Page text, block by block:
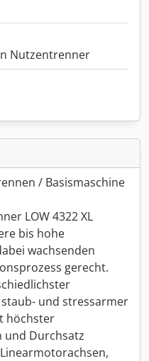
Nutzentrenner
/ Basismaschine
LOW 4322 XL
bis hohe
wachsenden
gerecht.
und stressarmer
höchster
und Durchsatz